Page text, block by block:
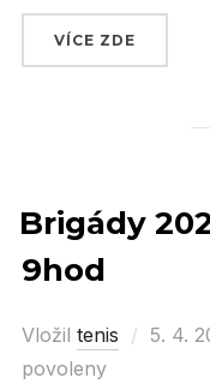
VÍCE ZDE
Brigády
9hod
Vložil tenis 5. 4.
povoleny